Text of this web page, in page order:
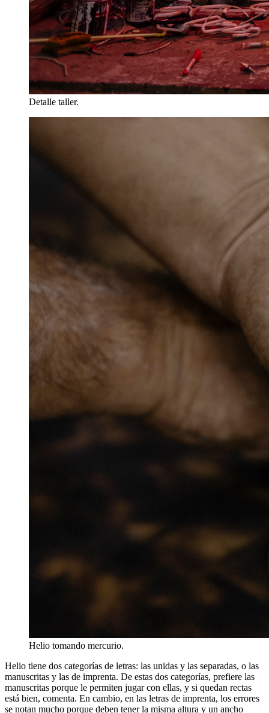
Detalle taller.
Helio tomando mercurio.
Helio tiene dos categorías de letras: las unidas y las separadas, o las
manuscritas y las de imprenta. De estas dos categorías, prefiere las
manuscritas porque le permiten jugar con ellas, y si quedan rectas
está bien, comenta. En cambio, en las letras de imprenta, los errores
se notan mucho porque deben tener la misma altura y un ancho